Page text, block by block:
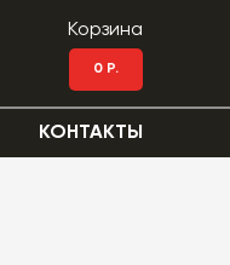
Корзина
0 Р.
КОНТАКТЫ